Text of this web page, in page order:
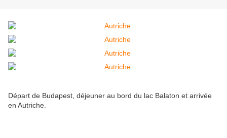
Départ de Budapest, déjeuner au bord du lac Balaton et arrivée
en Autriche.